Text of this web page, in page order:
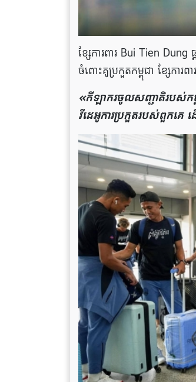
ខ្សែការពារ Bui Tien
ចំពោះគូប្រកួតកម្ពុជា ខ្សែកា
«កីឡាករចូលសញ្ជាតិរបស់ក
វីដេអូការប្រកួតរបស់ពួកគេ ដ